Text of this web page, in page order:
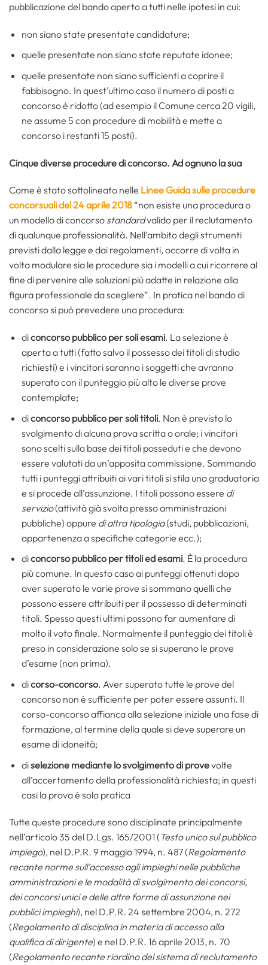
pubblicazione del bando aperto a tutti nelle ipotesi in cui:
non siano state presentate candidature;
quelle presentate non siano state reputate idonee;
quelle presentate non siano sufficienti a coprire il
fabbisogno. In quest’ultimo caso il numero di posti a
concorso è ridotto (ad esempio il Comune cerca 20 vigili,
ne assume 5 con procedure di mobilità e mette a
concorso i restanti 15 posti).
Cinque diverse procedure di concorso. Ad ognuno la sua
Come è stato sottolineato nelle Linee Guida sulle procedure
concorsuali del 24 aprile 2018 “non esiste una procedura o
un modello di concorso standardvalido per il reclutamento
di qualunque professionalità. Nell’ambito degli strumenti
previsti dalla legge e dai regolamenti, occorre di volta in
volta modulare sia le procedure sia i modelli a cui ricorrere al
fine di pervenire alle soluzioni più adatte in relazione alla
figura professionale da scegliere”. In pratica nel bando di
concorso si può prevedere una procedura:
diconcorso pubblico per soli esami. La selezione è
aperta a tutti (fatto salvo il possesso dei titoli di studio
richiesti) e i vincitori saranno i soggetti che avranno
superato con il punteggio più alto le diverse prove
contemplate;
diconcorso pubblico per soli titoli. Non è previsto lo
svolgimento di alcuna prova scritta o orale; i vincitori
sono scelti sulla base dei titoli posseduti e che devono
essere valutati da un’apposita commissione. Sommando
tutti i punteggi attribuiti ai vari titoli si stila una graduatoria
e si procede all’assunzione. I titoli possono essere di
servizio(attività già svolta presso amministrazioni
pubbliche) oppure di altra tipologia(studi, pubblicazioni,
appartenenza a specifiche categorie ecc.);
diconcorso pubblico per titoli ed esami. È la procedura
più comune. In questo caso ai punteggi ottenuti dopo
aver superato le varie prove si sommano quelli che
possono essere attribuiti per il possesso di determinati
titoli. Spesso questi ultimi possono far aumentare di
molto il voto finale. Normalmente il punteggio dei titoli è
preso in considerazione solo se si superano le prove
d’esame (non prima).
dicorso-concorso. Aver superato tutte le prove del
concorso non è sufficiente per poter essere assunti. Il
corso-concorso affianca alla selezione iniziale una fase di
formazione, al termine della quale si deve superare un
esame di idoneità;
diselezione mediante lo svolgimento di provevolte
all’accertamento della professionalità richiesta; in questi
casi la prova è solo pratica
Tutte queste procedure sono disciplinate principalmente
nell’articolo 35 del D.Lgs. 165/2001 ( Testo unico sul pubblico
impiego), nel D.P.R. 9 maggio 1994, n. 487 (Regolamento
recante norme sull’accesso agli impieghi nelle pubbliche
amministrazioni e le modalità di svolgimento dei concorsi,
dei concorsi unici e delle altre forme di assunzione nei
pubblici impieghi), nel D.P.R. 24 settembre 2004, n. 272
(Regolamento di disciplina in materia di accesso alla
qualifica di dirigente) e nel D.P.R. 16 aprile 2013, n. 70
(Regolamento recante riordino del sistema di reclutamento